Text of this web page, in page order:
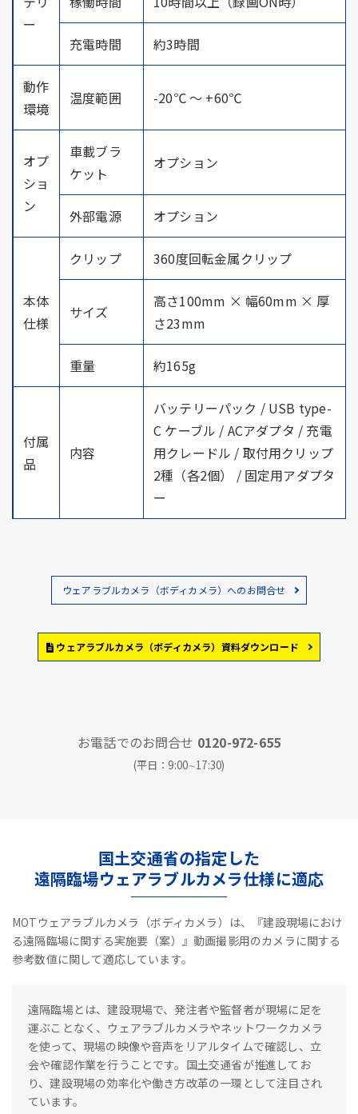
ー
充電時間 約3時間
動作
環境
温度範囲 -20℃ ～ +60℃
オプ
ショ
ン
車載ブラ
ケット
オプション
外部電源 オプション
本体
仕様
クリップ 360度回転金属クリップ
サイズ
高さ100mm × 幅60mm × 厚
さ23mm
重量 約165g
付属
品
内容
バッテリーパック / USB type-
C ケーブル / ACアダプタ / 充電
用クレードル / 取付用クリップ
2種（各2個） / 固定用アダプタ
ー
ウェアラブルカメラ（ボディカメラ）へのお問合せ
ウェアラブルカメラ（ボディカメラ）資料ダウンロード
お電話でのお問合せ 0120-972-655
(平日：9:00∼17:30)
国土交通省の指定した
遠隔臨場ウェアラブルカメラ仕様に適応
MOTウェアラブルカメラ（ボディカメラ）は、『建設現場におけ
る遠隔臨場に関する実施要（案）』動画撮影用のカメラに関する
参考数値に関して適応しています。
遠隔臨場とは、建設現場で、発注者や監督者が現場に足を
運ぶことなく、ウェアラブルカメラやネットワークカメラ
を使って、現場の映像や音声をリアルタイムで確認し、立
会や確認作業を行うことです。国土交通省が推進してお
り、建設現場の効率化や働き方改革の一環として注目され
ています。